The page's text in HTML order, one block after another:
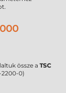
össze a TSC
2200-0)